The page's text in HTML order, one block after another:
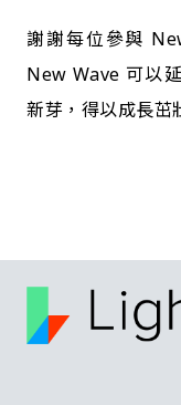
謝謝每位參與
New Wave 可以
新芽，得以成長茁